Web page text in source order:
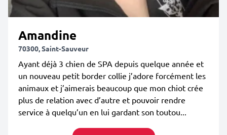
Amandine
70300, Saint-Sauveur
Ayant déjà 3 chien de SPA depuis quelque année et
un nouveau petit border collie j’adore forcément les
animaux et j’aimerais beaucoup que mon chiot crée
plus de relation avec d’autre et pouvoir rendre
service à quelqu’un en lui gardant son toutou...